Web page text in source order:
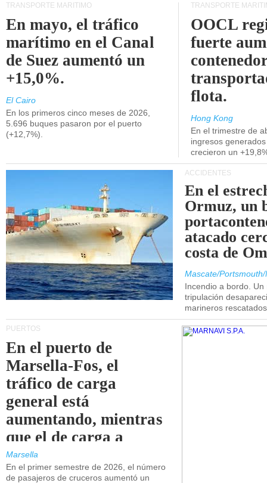
TRANSPORTE MARÍTIMO
En mayo, el tráfico
marítimo en el Canal
de Suez aumentó un
+15,0%.
El Cairo
En los primeros cinco meses de 2026,
5.696 buques pasaron por el puerto
(+12,7%).
TRANSPORTE
OOCL
fuerte
flota.
Hong Kong
En el trimestre de
ingresos
crecieron un
ACCIDENTES
En el
Ormuz, un
atacado
costa de
Mascate/
Incendio a bordo.
tripulación
marineros
PUERTOS
En el puerto de
Marsella-Fos, el
tráfico de carga
general está
aumentando, mientras
que el de carga a
granel está
disminuyendo.
Marsella
En el primer semestre de 2026, el número
de pasajeros de cruceros aumentó un